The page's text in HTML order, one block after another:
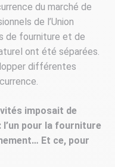
du marché de
de l’Union
de fourniture et de
ont été séparées.
différentes
imposait de
pour la fourniture
Et ce, pour